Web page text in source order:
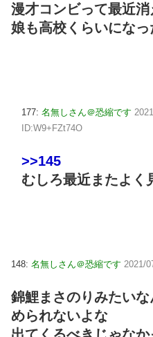
漫才コンビって最近消
娘も高校くらいになっ
177: 名無しさん＠恐縮です
ID:W9+FZt74O
>>145
むしろ最近またよく
148: 名無しさん＠恐縮です 2021/
錦鯉まさのりみたい
められないよな